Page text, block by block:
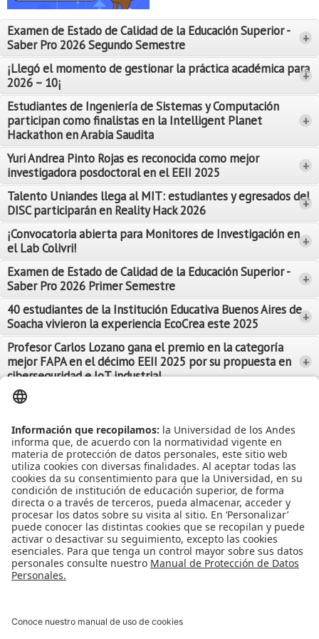
Examen de Estado de Calidad de la Educación Superior -
Saber Pro 2026 Segundo Semestre
+
Leer Más
¡Llegó el momento de gestionar la práctica académica para
2026 – 10¡
+
Leer Más
Estudiantes de Ingeniería de Sistemas y Computación
participan como finalistas en la Intelligent Planet
Hackathon en Arabia Saudita
+
Leer Más
Yuri Andrea Pinto Rojas es reconocida como mejor
investigadora posdoctoral en el EEII 2025
+
Leer Más
Talento Uniandes llega al MIT: estudiantes y egresados del
DISC participarán en Reality Hack 2026
+
Leer Más
¡Convocatoria abierta para Monitores de Investigación en
el Lab Colivri!
+
Leer Más
Examen de Estado de Calidad de la Educación Superior -
Saber Pro 2026 Primer Semestre
+
Leer Más
40 estudiantes de la Institución Educativa Buenos Aires de
Soacha vivieron la experiencia EcoCrea este 2025
+
Leer Más
Profesor Carlos Lozano gana el premio en la categoría
mejor FAPA en el décimo EEII 2025 por su propuesta en
ciberseguridad e IoT industrial
+
Leer Más
Ver más Noticias...
Ver más Eventos...
Apoyo Financiero
Reconocimiento como Universidad: Decreto 1297 del 30 de mayo de
Proyecto de grado
Reingreso
Reintegro
Retiro voluntario
Transferencia
Tarifas
Grado